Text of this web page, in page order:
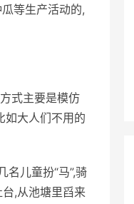
瓜等生产活动的,
式主要是模仿
如大人们不用的
名儿童扮“马”,骑
,从池塘里舀来